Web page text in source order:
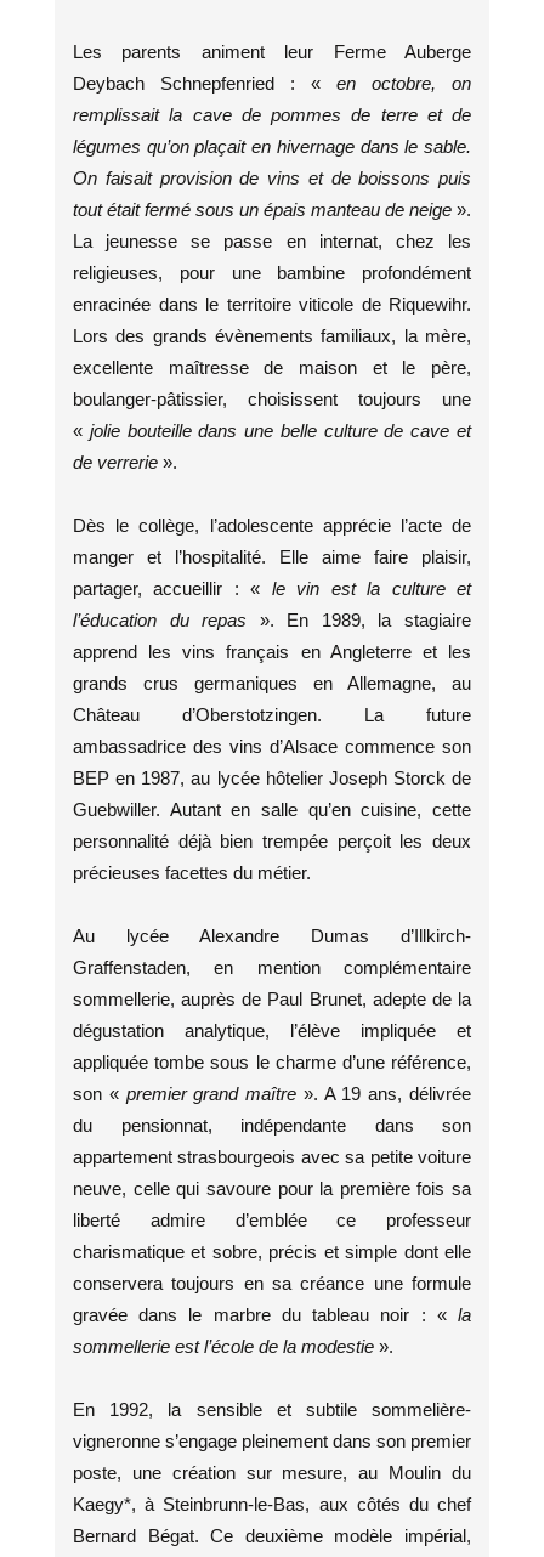
Les parents animent leur Ferme Auberge
Deybach Schnepfenried : « en octobre, on
remplissait la cave de pommes de terre et de
légumes qu’on plaçait en hivernage dans le sable.
On faisait provision de vins et de boissons puis
tout était fermé sous un épais manteau de neige ».
La jeunesse se passe en internat, chez les
religieuses, pour une bambine profondément
enracinée dans le territoire viticole de Riquewihr.
Lors des grands évènements familiaux, la mère,
excellente maîtresse de maison et le père,
boulanger-pâtissier, choisissent toujours une
« jolie bouteille dans une belle culture de cave et
de verrerie ».
Dès le collège, l’adolescente apprécie l’acte de
manger et l’hospitalité. Elle aime faire plaisir,
partager, accueillir : « le vin est la culture et
l’éducation du repas ». En 1989, la stagiaire
apprend les vins français en Angleterre et les
grands crus germaniques en Allemagne, au
Château d’Oberstotzingen. La future
ambassadrice des vins d’Alsace commence son
BEP en 1987, au lycée hôtelier Joseph Storck de
Guebwiller. Autant en salle qu’en cuisine, cette
personnalité déjà bien trempée perçoit les deux
précieuses facettes du métier.
Au lycée Alexandre Dumas d’Illkirch-
Graffenstaden, en mention complémentaire
sommellerie, auprès de Paul Brunet, adepte de la
dégustation analytique, l’élève impliquée et
appliquée tombe sous le charme d’une référence,
son « premier grand maître ». A 19 ans, délivrée
du pensionnat, indépendante dans son
appartement strasbourgeois avec sa petite voiture
neuve, celle qui savoure pour la première fois sa
liberté admire d’emblée ce professeur
charismatique et sobre, précis et simple dont elle
conservera toujours en sa créance une formule
gravée dans le marbre du tableau noir : « la
sommellerie est l’école de la modestie ».
En 1992, la sensible et subtile sommelière-
vigneronne s’engage pleinement dans son premier
poste, une création sur mesure, au Moulin du
Kaegy*, à Steinbrunn-le-Bas, aux côtés du chef
Bernard Bégat. Ce deuxième modèle impérial,